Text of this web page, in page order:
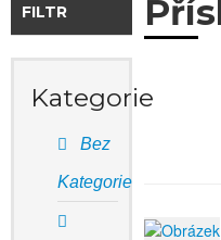
FILTR
Kategorie
Bez
Kategorie